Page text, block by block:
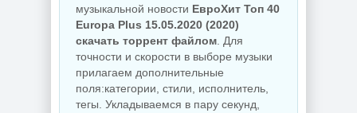
музыкальной новости ЕвроХит Топ 40
Europa Plus 15.05.2020 (2020)
скачать торрент файлом . Для
точности и скорости в выборе музыки
прилагаем дополнительные
поля:категории, стили, исполнитель,
тегы. Укладываемся в пару секунд,